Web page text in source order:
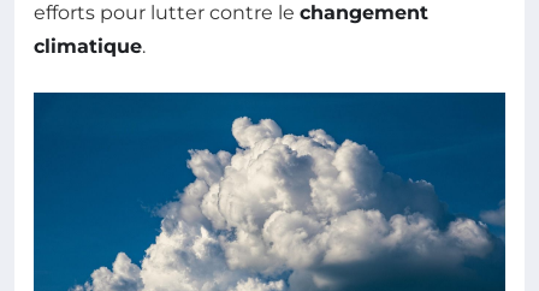
efforts pour lutter contre le changement
climatique.